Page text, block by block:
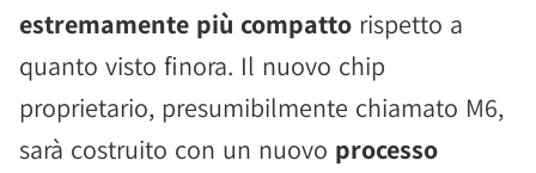
estremamente più compatto rispetto a
quanto visto finora. Il nuovo chip
proprietario, presumibilmente chiamato M6,
sarà costruito con un nuovo processo